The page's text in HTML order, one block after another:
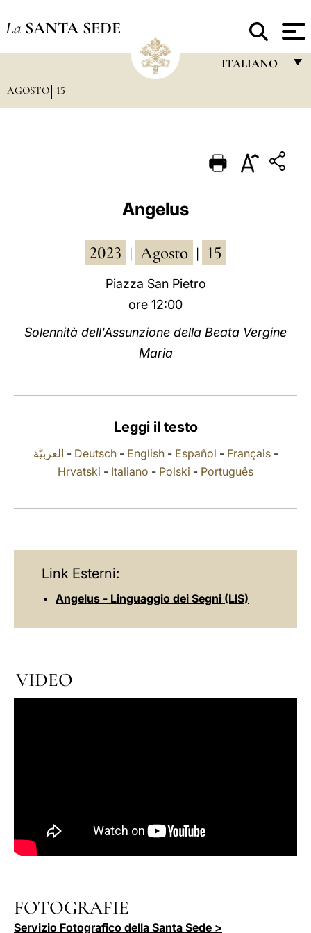
La SANTA SEDE
ITALIANO
PORTUGUÊS
POLSKI
LATINE
AGOSTO 15
Angelus
2023 Agosto 15
Piazza San Pietro
ore 12:00
Solennità dell'Assunzione della Beata Vergine
Maria
Leggi il testo
العربيَّة - Deutsch- English- Español - Français-
Hrvatski - Italiano - Polski - Português
Link Esterni:
Angelus - Linguaggio dei Segni (LIS)
VIDEO
FOTOGRAFIE
Servizio Fotografico della Santa Sede >